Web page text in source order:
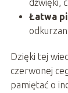
dźwięki,
Łatwa
Dzięki tej
czerwonej
pamiętać o